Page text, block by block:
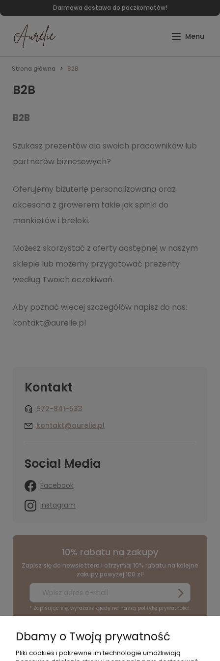
Darmowa dostawa do paczkomatów!
Strona główna B2B
B2B
B2B
Szukasz prezentów dla swoich pracowników lub
partnerów biznesowych?
Oferujemy biżuterię personalizowaną oraz
akcesoria z grawerem takie jak spinki do
mankietów i breloki.
Możesz skorzystać z oferty dostępnej w naszym
sklepie lub możemy przygotować prezenty
według Twoich oczekiwań.
Aby poznać więcej szczegółów napisz do nas:
kontakt@aurelie.pl
Kontakt
572-841-533
kontakt@aurelie.pl
Social Media
Facebook
Instagram
10% rabatu na zakupy
Zapisz się do newslettera i otrzymaj 10% rabatu na kolejne
zakupy powyżej 100 zł!
* Zapisując się, wyrażasz zgodę na naszą politykę prywatności.
O NAS
Dbamy o Twoją prywatność
Pliki cookies i pokrewne im technologie umożliwiają